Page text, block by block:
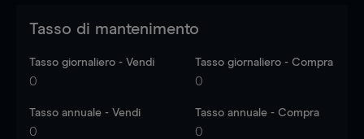
Tasso di mantenimento
Tasso giornaliero - Vendi
0
Tasso giornaliero - Compra
0
Tasso annuale - Vendi
0
Tasso annuale - Compra
0